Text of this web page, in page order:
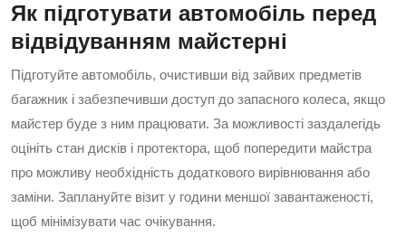
Як підготувати автомобіль перед
відвідуванням майстерні
Підготуйте автомобіль, очистивши від зайвих предметів
багажник і забезпечивши доступ до запасного колеса, якщо
майстер буде з ним працювати. За можливості заздалегідь
оцініть стан дисків і протектора, щоб попередити майстра
про можливу необхідність додаткового вирівнювання або
заміни. Заплануйте візит у години меншої завантаженості,
щоб мінімізувати час очікування.